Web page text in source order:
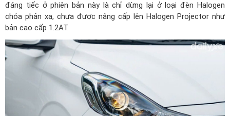
đáng tiếc ở phiên bản này là chỉ dừng lại ở loại đèn Halogen
chóa phản xạ, chưa được nâng cấp lên Halogen Projector như
bản cao cấp 1.2AT.